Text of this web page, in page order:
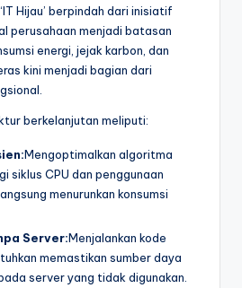
Hijau’ berpindah dari inisiatif
perusahaan menjadi batasan
energi, jejak karbon, dan
kini menjadi bagian dari
berkelanjutan meliputi:
Mengoptimalkan algoritma
siklus CPU dan penggunaan
menurunkan konsumsi
Server:Menjalankan kode
memastikan sumber daya
server yang tidak digunakan.